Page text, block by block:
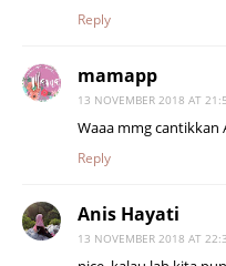
Reply
mamapp
13 NOVEMBER 2018 AT
Waaa mmg cantikkan
Reply
Anis Hayati
13 NOVEMBER 2018 AT